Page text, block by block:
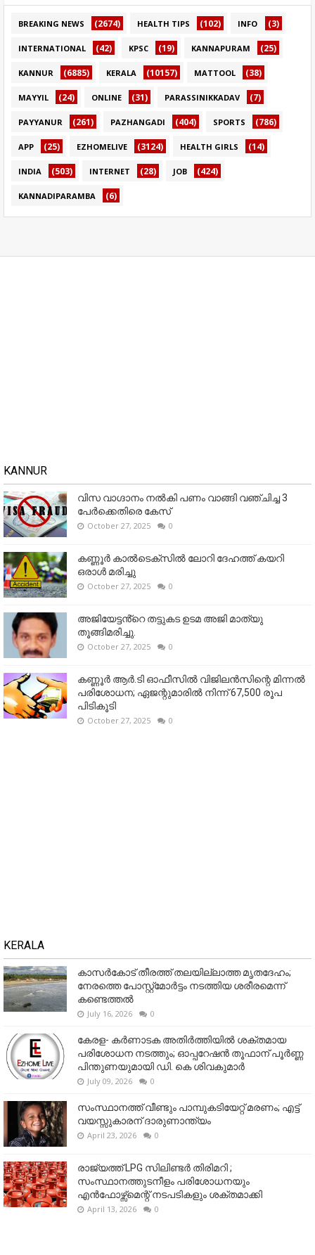
BREAKING NEWS (2674) HEALTH TIPS (102) INFO (3)
INTERNATIONAL (42) KPSC (19) KANNAPURAM (25)
KANNUR (6885) KERALA (10157) MATTOOL (38)
MAYYIL (24) ONLINE (31) PARASSINIKKADAV (7)
PAYYANUR (261) PAZHANGADI (404) SPORTS (786)
APP (25) EZHOMELIVE (3124) HEALTH GIRLS (14)
INDIA (503) INTERNET (28) JOB (424)
KANNADIPARAMBA (6)
KANNUR
വിസ വാഗ്ദാനം നൽകി പണം വാങ്ങി വഞ്ചിച്ച 3
പേർക്കെതിരെ കേസ്
October 27, 2025 0
കണ്ണൂര്‍ കാല്‍ടെക്‌സില്‍ ലോറി ദേഹത്ത് കയറി
ഒരാള്‍ മരിച്ചു
October 27, 2025 0
അജിയേട്ടൻ്റെ തട്ടുകട ഉടമ അജി മാത്യു
തൂങ്ങിമരിച്ചു.
October 27, 2025 0
കണ്ണൂര്‍ ആര്‍.ടി ഓഫീസില്‍ വിജിലൻസിന്റെ മിന്നല്‍
പരിശോധന; ഏജന്റുമാരില്‍ നിന്ന് 67,500 രൂപ
പിടികൂടി
October 27, 2025 0
KERALA
കാസർകോട് തീരത്ത് തലയില്ലാത്ത മൃതദേഹം;
നേരത്തെ പോസ്റ്റ്‌മോർട്ടം നടത്തിയ ശരീരമെന്ന്
കണ്ടെത്തൽ
July 16, 2026 0
കേരള- കർണാടക അതിർത്തിയിൽ ശക്തമായ
പരിശോധന നടത്തും; ഓപ്പറേഷൻ തൂഫാന് പൂർണ്ണ
പിന്തുണയുമായി ഡി. കെ ശിവകുമാർ
July 09, 2026 0
സംസ്ഥാനത്ത് വീണ്ടും പാമ്പുകടിയേറ്റ് മരണം; എട്ട്
വയസ്സുകാരന് ദാരുണാന്ത്യം
April 23, 2026 0
രാജ്യത്ത് LPG സിലിണ്ടർ തിരിമറി ;
സംസ്ഥാനത്തുടനീളം പരിശോധനയും
എൻഫോഴ്സ്മെന്റ് നടപടികളും ശക്തമാക്കി
April 13, 2026 0